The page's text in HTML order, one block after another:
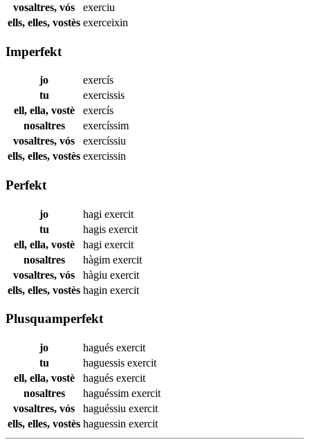
vosaltres, vós
exerciu
ells, elles, vostès exerceixin
Imperfekt
jo
exercís
tu
exercissis
ell, ella, vostè
exercís
nosaltres
exercíssim
vosaltres, vós
exercíssiu
ells, elles, vostès exercissin
Perfekt
jo hagi exercit
tu
hagis exercit
ell, ella, vostè
hagi exercit
nosaltres
hàgim exercit
vosaltres, vós
hàgiu exercit
ells, elles, vostès hagin exercit
Plusquamperfekt
jo hagués exercit
tu
haguessis exercit
ell, ella, vostè
hagués exercit
nosaltres
haguéssim exercit
vosaltres, vós
haguéssiu exercit
ells, elles, vostès haguessin exercit